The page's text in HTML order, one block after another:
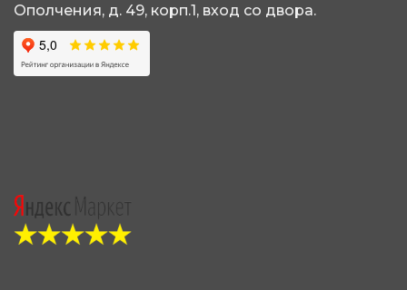
Ополчения, д. 49, корп.1, вход со двора.